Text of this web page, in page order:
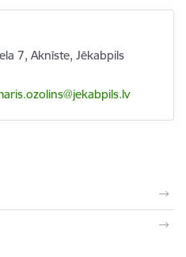
7, Aknīste, Jēkabpils
pasts: